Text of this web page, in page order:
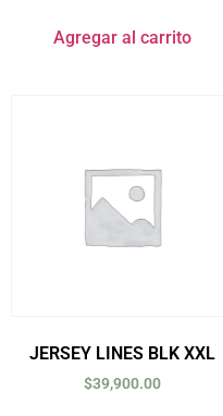
Agregar al carrito
JERSEY LINES BLK XXL
$39,900.00